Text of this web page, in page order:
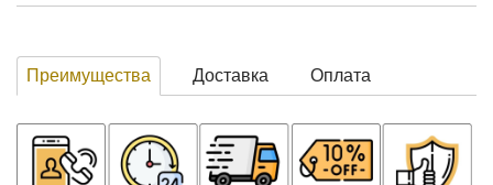
Преимущества Доставка Оплата